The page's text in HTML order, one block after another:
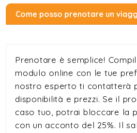
Come posso prenotare un
Prenotare è semplice!
modulo online con le tue
nostro esperto ti contatterà
disponibilità e prezzi. Se il
caso tuo, potrai bloccare la
con un acconto del 25%. Il